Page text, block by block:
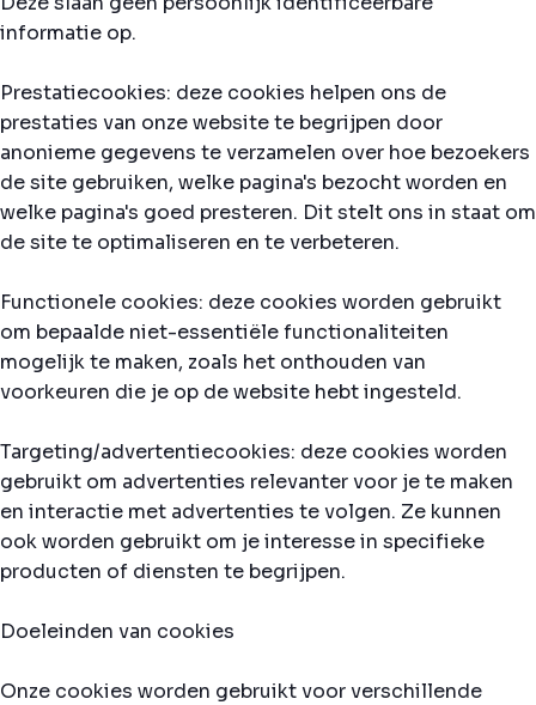
informatie op.
Prestatiecookies: deze cookies helpen ons de
prestaties van onze website te begrijpen door
anonieme gegevens te verzamelen over hoe bezoekers
de site gebruiken, welke pagina's bezocht worden en
welke pagina's goed presteren. Dit stelt ons in staat om
de site te optimaliseren en te verbeteren.
Functionele cookies: deze cookies worden gebruikt
om bepaalde niet-essentiële functionaliteiten
mogelijk te maken, zoals het onthouden van
voorkeuren die je op de website hebt ingesteld.
Targeting/advertentiecookies: deze cookies worden
gebruikt om advertenties relevanter voor je te maken
en interactie met advertenties te volgen. Ze kunnen
ook worden gebruikt om je interesse in specifieke
producten of diensten te begrijpen.
Doeleinden van cookies
Onze cookies worden gebruikt voor verschillende